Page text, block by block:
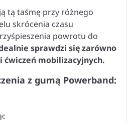
tą taśmę przy różnego
skrócenia czasu
powrotu do
sprawdzi się zarówno
mobilizacyjnych.
z gumą Powerband: